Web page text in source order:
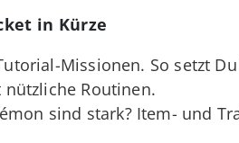
in Kürze
Missionen. So setzt
Routinen.
sind stark? Item- und